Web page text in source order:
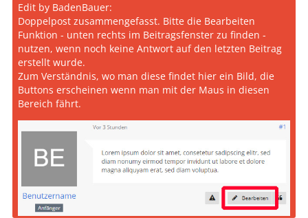
Edit by BadenBauer:
Doppelpost zusammengefasst. Bitte die Bearbeiten
Funktion - unten rechts im Beitragsfenster zu finden -
nutzen, wenn noch keine Antwort auf den letzten Beitrag
erstellt wurde.
Zum Verständnis, wo man diese findet hier ein Bild, die
Buttons erscheinen wenn man mit der Maus in diesen
Bereich fährt.